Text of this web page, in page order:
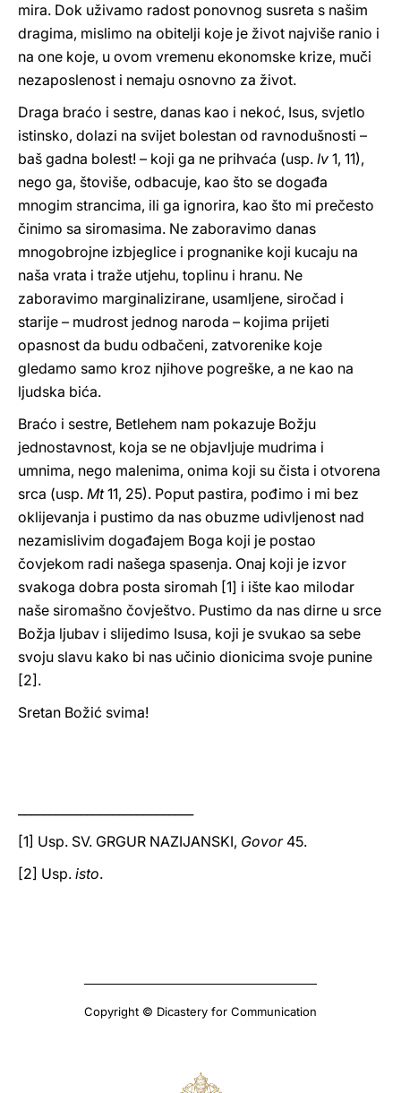
mira. Dok uživamo radost ponovnog susreta s našim
dragima, mislimo na obitelji koje je život najviše ranio i
na one koje, u ovom vremenu ekonomske krize, muči
nezaposlenost i nemaju osnovno za život.
Draga braćo i sestre, danas kao i nekoć, Isus, svjetlo
istinsko, dolazi na svijet bolestan od ravnodušnosti –
baš gadna bolest! – koji ga ne prihvaća (usp. Iv 1, 11),
nego ga, štoviše, odbacuje, kao što se događa
mnogim strancima, ili ga ignorira, kao što mi prečesto
činimo sa siromasima. Ne zaboravimo danas
mnogobrojne izbjeglice i prognanike koji kucaju na
naša vrata i traže utjehu, toplinu i hranu. Ne
zaboravimo marginalizirane, usamljene, siročad i
starije – mudrost jednog naroda – kojima prijeti
opasnost da budu odbačeni, zatvorenike koje
gledamo samo kroz njihove pogreške, a ne kao na
ljudska bića.
Braćo i sestre, Betlehem nam pokazuje Božju
jednostavnost, koja se ne objavljuje mudrima i
umnima, nego malenima, onima koji su čista i otvorena
srca (usp. Mt11, 25). Poput pastira, pođimo i mi bez
oklijevanja i pustimo da nas obuzme udivljenost nad
nezamislivim događajem Boga koji je postao
čovjekom radi našega spasenja. Onaj koji je izvor
svakoga dobra posta siromah [1] i ište kao milodar
naše siromašno čovještvo. Pustimo da nas dirne u srce
Božja ljubav i slijedimo Isusa, koji je svukao sa sebe
svoju slavu kako bi nas učinio dionicima svoje punine
[2].
Sretan Božić svima!
[1] Usp. SV. GRGUR NAZIJANSKI, Govor45.
[2] Usp. isto.
Copyright © Dicastery for Communication